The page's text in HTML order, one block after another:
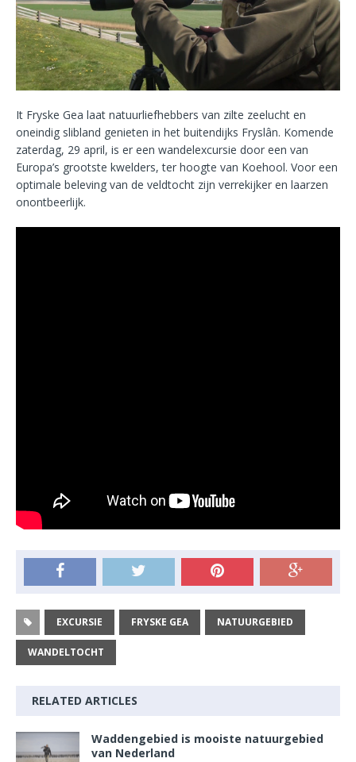
It Fryske Gea laat natuurliefhebbers van zilte zeelucht en
oneindig slibland genieten in het buitendijks Fryslân. Komende
zaterdag, 29 april, is er een wandelexcursie door een van
Europa’s grootste kwelders, ter hoogte van Koehool. Voor een
optimale beleving van de veldtocht zijn verrekijker en laarzen
onontbeerlijk.
EXCURSIE FRYSKE GEA NATUURGEBIED
WANDELTOCHT
RELATED ARTICLES
Waddengebied is mooiste natuurgebied
van Nederland